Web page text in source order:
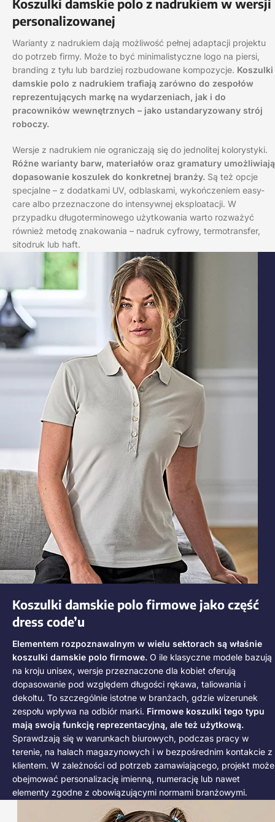
Koszulki damskie polo z nadrukiem w wersji
personalizowanej
Warianty z nadrukiem dają możliwość pełnej adaptacji projektu
do potrzeb firmy. Może to być minimalistyczne logo na piersi,
branding z tyłu lub bardziej rozbudowane kompozycje. Koszulki
damskie polo z nadrukiem trafiają zarówno do zespołów
reprezentujących markę na wydarzeniach, jak i do
pracowników wewnętrznych – jako ustandaryzowany strój
roboczy.
Wersje z nadrukiem nie ograniczają się do jednolitej kolorystyki.
Różne warianty barw, materiałów oraz gramatury umożliwiają
dopasowanie koszulek do konkretnej branży. Są też opcje
specjalne – z dodatkami UV, odblaskami, wykończeniem easy-
care albo przeznaczone do intensywnej eksploatacji. W
przypadku długoterminowego użytkowania warto rozważyć
również metodę znakowania – nadruk cyfrowy, termotransfer,
sitodruk lub haft.
Koszulki damskie polo firmowe jako część
dress code’u
Elementem rozpoznawalnym w wielu sektorach są właśnie
koszulki damskie polo firmowe. O ile klasyczne modele bazują
na kroju unisex, wersje przeznaczone dla kobiet oferują
dopasowanie pod względem długości rękawa, taliowania i
dekoltu. To szczególnie istotne w branżach, gdzie wizerunek
zespołu wpływa na odbiór marki. Firmowe koszulki tego typu
mają swoją funkcję reprezentacyjną, ale też użytkową.
Sprawdzają się w warunkach biurowych, podczas pracy w
terenie, na halach magazynowych i w bezpośrednim kontakcie z
klientem. W zależności od potrzeb zamawiającego, projekt może
obejmować personalizację imienną, numerację lub nawet
elementy zgodne z obowiązującymi normami branżowymi.